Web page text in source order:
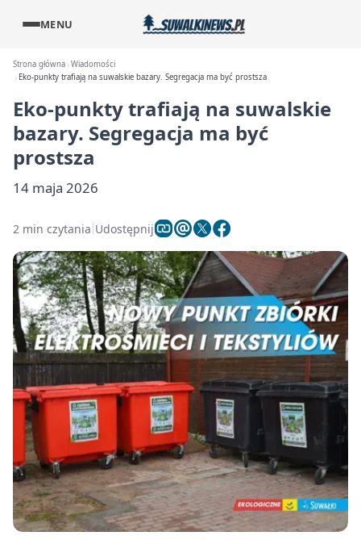
MENU
Strona główna Wiadomości
Eko-punkty trafiają na suwalskie bazary. Segregacja ma być prostsza
Eko-punkty trafiają na suwalskie
bazary. Segregacja ma być
prostsza
14 maja 2026
2 min czytania Udostępnij